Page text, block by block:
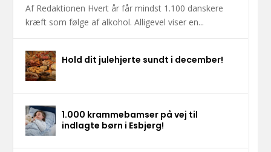
Af Redaktionen Hvert år får mindst 1.100 danskere
kræft som følge af alkohol. Alligevel viser en...
Hold dit julehjerte sundt i december!
1.000 krammebamser på vej til
indlagte børn i Esbjerg!